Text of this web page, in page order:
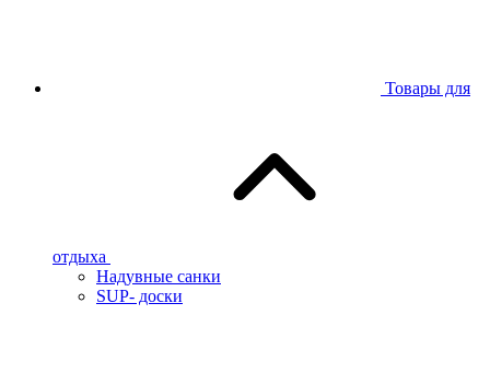
Товары для
отдыха
Надувные санки
SUP- доски